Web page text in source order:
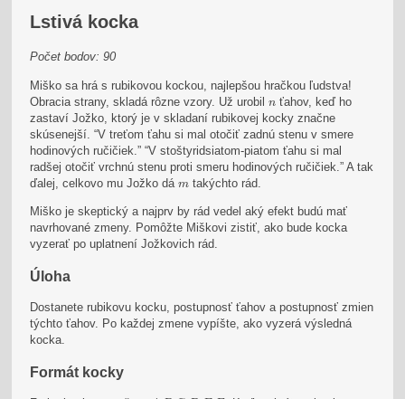
Lstivá kocka
Počet bodov: 90
Miško sa hrá s rubikovou kockou, najlepšou hračkou ľudstva!
Obracia strany, skladá rôzne vzory. Už urobiln
n ťahov, keď ho
zastaví Jožko, ktorý je v skladaní rubikovej kocky značne
skúsenejší. “V treťom ťahu si mal otočiť zadnú stenu v smere
hodinových ručičiek.” “V stoštyridsiatom-piatom ťahu si mal
radšej otočiť vrchnú stenu proti smeru hodinových ručičiek.” A tak
ďalej, celkovo mu Jožko dám
m takýchto rád.
Miško je skeptický a najprv by rád vedel aký efekt budú mať
navrhované zmeny. Pomôžte Miškovi zistiť, ako bude kocka
vyzerať po uplatnení Jožkovich rád.
Úloha
Dostanete rubikovu kocku, postupnosť ťahov a postupnosť zmien
týchto ťahov. Po každej zmene vypíšte, ako vyzerá výsledná
kocka.
Formát kocky